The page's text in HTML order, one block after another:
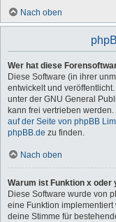
Nach oben
Wer hat diese
Diese Software (in ihrer
entwickelt und
unter der GNU General
kann frei vertrieben
auf der Seite von phpBB
phpBB.de zu finden.
Nach oben
Warum ist Funktion x oder
Diese Software wurde von
eine Funktion
deine Stimme für